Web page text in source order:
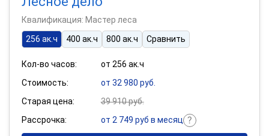
Квалификация: Мастер леса
256 ак.ч
400 ак.ч 800 ак.ч Сравнить
Кол-во часов:
от 256 ак.ч
Стоимость:
от 32 980 руб.
Старая цена:
39 910 руб.
Рассрочка:
от 2 749 руб в месяц